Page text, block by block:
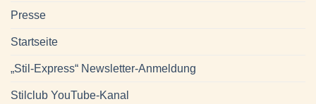
Presse
Startseite
„Stil-Express“ Newsletter-Anmeldung
Stilclub YouTube-Kanal